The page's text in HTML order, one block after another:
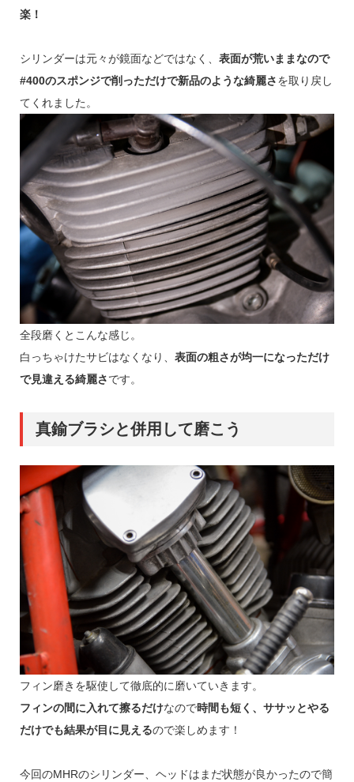
楽！
シリンダーは元々が鏡面などではなく、 表面が荒いままなので
#400のスポンジで削っただけで新品のような綺麗さを取り戻し
てくれました。
全段磨くとこんな感じ。
白っちゃけたサビはなくなり、 表面の粗さが均一になっただけ
で見違える綺麗さです。
真鍮ブラシと併用して磨こう
フィン磨きを駆使して徹底的に磨いていきます。
フィンの間に入れて擦るだけなので時間も短く、ササッとやる
だけでも結果が目に見えるので楽しめます！
今回のMHRのシリンダー、ヘッドはまだ状態が良かったので簡